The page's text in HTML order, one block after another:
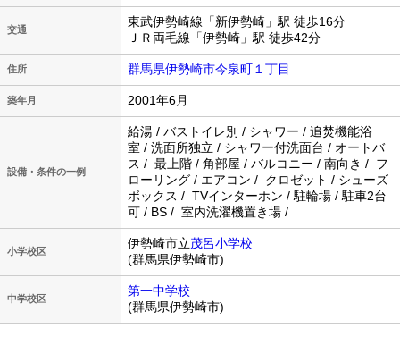
交通
東武伊勢崎線「新伊勢崎」駅 徒歩16分
ＪＲ両毛線「伊勢崎」駅 徒歩42分
住所 群馬県伊勢崎市今泉町１丁目
築年月 2001年6月
設備・条件の一例
給湯 / バストイレ別 / シャワー / 追焚機能浴
室 / 洗面所独立 / シャワー付洗面台 / オートバ
ス / 最上階 / 角部屋 / バルコニー / 南向き / フ
ローリング / エアコン / クロゼット / シューズ
ボックス / TVインターホン / 駐輪場 / 駐車2台
可 / BS / 室内洗濯機置き場 /
小学校区
伊勢崎市立茂呂小学校
(群馬県伊勢崎市)
中学校区
第一中学校
(群馬県伊勢崎市)